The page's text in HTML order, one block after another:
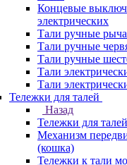
Концевые
электрических
Тали ручные
Тали ручные
Тали ручные
Тали
Тали
Тележки для талей
Назад
Тележки для талей
Механизм
(кошка)
Тележки к тали